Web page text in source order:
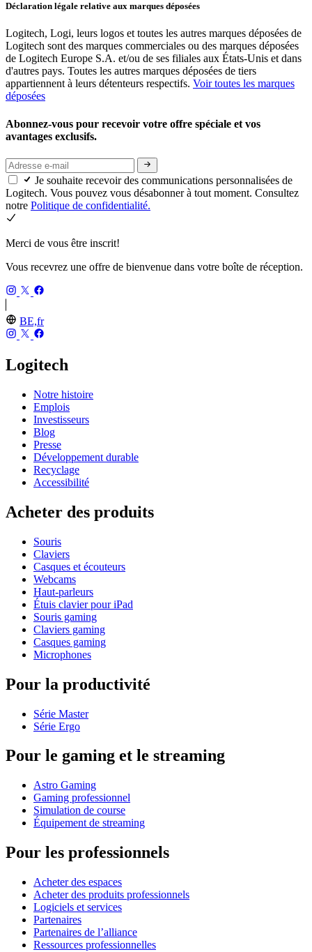
Déclaration légale relative aux marques déposées
Logitech, Logi, leurs logos et toutes les autres marques déposées de
Logitech sont des marques commerciales ou des marques déposées
de Logitech Europe S.A. et/ou de ses filiales aux États-Unis et dans
d'autres pays. Toutes les autres marques déposées de tiers
appartiennent à leurs détenteurs respectifs. Voir toutes les marques
déposées
Abonnez-vous pour recevoir votre offre spéciale et vos
avantages exclusifs.
Je souhaite recevoir des communications personnalisées de
Logitech. Vous pouvez vous désabonner à tout moment. Consultez
notre Politique de confidentialité.
Merci de vous être inscrit!
Vous recevrez une offre de bienvenue dans votre boîte de réception.
BE,fr
Logitech
Notre histoire
Emplois
Investisseurs
Blog
Presse
Développement durable
Recyclage
Accessibilité
Acheter des produits
Souris
Claviers
Casques et écouteurs
Webcams
Haut-parleurs
Étuis clavier pour iPad
Souris gaming
Claviers gaming
Casques gaming
Microphones
Pour la productivité
Série Master
Série Ergo
Pour le gaming et le streaming
Astro Gaming
Gaming professionnel
Simulation de course
Équipement de streaming
Pour les professionnels
Acheter des espaces
Acheter des produits professionnels
Logiciels et services
Partenaires
Partenaires de l’alliance
Ressources professionnelles